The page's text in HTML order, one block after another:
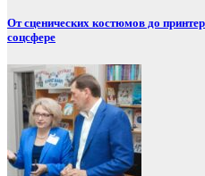
От сценических костюмов до
соцсфере